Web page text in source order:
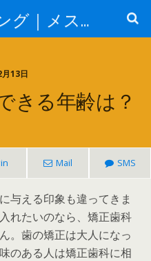
アンチエイジング｜メスを使わない若返り
13日
きる年齢は？
Mail SMS
与える印象も違ってきま
れたいのなら、矯正歯科
。歯の矯正は大人になっ
のある人は矯正歯科に相